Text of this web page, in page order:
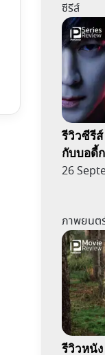
ซีรีส์
รีวิวซีรี
กับบอดี้
26
ภาพยนต
รีวิวหนั